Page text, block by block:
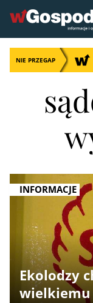
NIE PRZEGAP
INFORMACJE
Ekolodzy
wielkiemu